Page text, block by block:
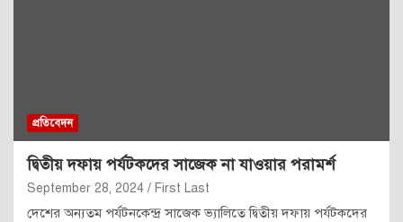
প্রতিবেদন
দ্বিতীয় দফায় পর্যটকদের সাজেক না যাওয়ার পরামর্শ
September 28, 2024 First Last
দেশের অন্যতম পর্যটনকেন্দ্র সাজেক ভ্যালিতে দ্বিতীয় দফায় পর্যটকদের